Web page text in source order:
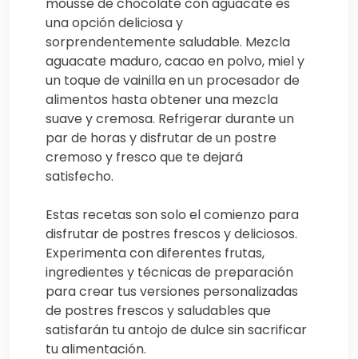
una opción deliciosa y
sorprendentemente saludable. Mezcla
aguacate maduro, cacao en polvo, miel y
un toque de vainilla en un procesador de
alimentos hasta obtener una mezcla
suave y cremosa. Refrigerar durante un
par de horas y disfrutar de un postre
cremoso y fresco que te dejará
satisfecho.
Estas recetas son solo el comienzo para
disfrutar de postres frescos y deliciosos.
Experimenta con diferentes frutas,
ingredientes y técnicas de preparación
para crear tus versiones personalizadas
de postres frescos y saludables que
satisfarán tu antojo de dulce sin sacrificar
tu alimentación.